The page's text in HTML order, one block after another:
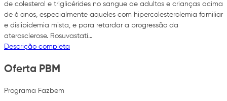
de colesterol e triglicérides no sangue de adultos e crianças acima
de 6 anos, especialmente aqueles com hipercolesterolemia familiar
e dislipidemia mista, e para retardar a progressão da
aterosclerose. Rosuvastati…
Descrição completa
Oferta PBM
Programa Fazbem